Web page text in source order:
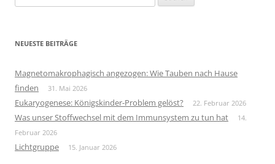
nach:
NEUESTE BEITRÄGE
Magnetomakrophagisch angezogen: Wie Tauben nach Hause
finden
31. Mai 2026
Eukaryogenese: Königskinder-Problem gelöst? 22. Februar 2026
Was unser Stoffwechsel mit dem Immunsystem zu tun hat
14.
Februar 2026
Lichtgruppe 15. Januar 2026